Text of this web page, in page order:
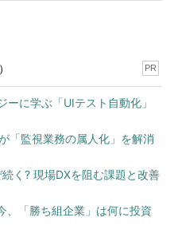
PR
に学ぶ「UIテスト自動化」
「監視業務の属人化」を解消
く? 現場DXを阻む課題と改善
、「勝ち組企業」は何に投資